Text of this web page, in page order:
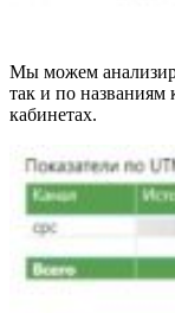
Мы можем
так и по
кабинетах.